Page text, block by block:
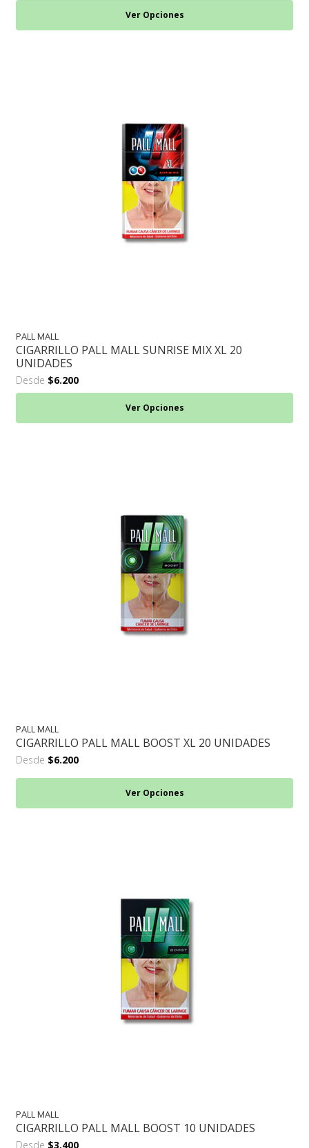
Ver Opciones
PALL MALL
CIGARRILLO PALL MALL SUNRISE MIX XL 20
UNIDADES
Desde $6.200
Ver Opciones
PALL MALL
CIGARRILLO PALL MALL BOOST XL 20 UNIDADES
Desde $6.200
Ver Opciones
PALL MALL
CIGARRILLO PALL MALL BOOST 10 UNIDADES
Desde $3.400